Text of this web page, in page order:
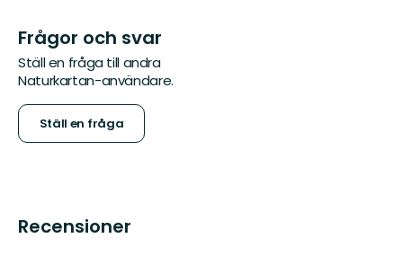
Frågor och svar
Ställ en fråga till andra
Naturkartan-användare.
Ställ en fråga
Recensioner